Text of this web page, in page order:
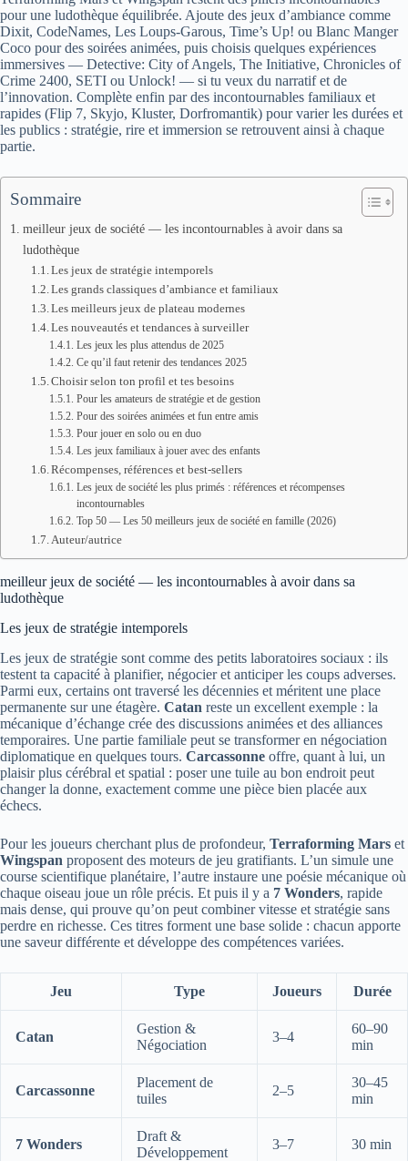
pour une ludothèque équilibrée. Ajoute des jeux d’ambiance comme
Dixit, CodeNames, Les Loups‑Garous, Time’s Up! ou Blanc Manger
Coco pour des soirées animées, puis choisis quelques expériences
immersives — Detective: City of Angels, The Initiative, Chronicles of
Crime 2400, SETI ou Unlock! — si tu veux du narratif et de
l’innovation. Complète enfin par des incontournables familiaux et
rapides (Flip 7, Skyjo, Kluster, Dorfromantik) pour varier les durées et
les publics : stratégie, rire et immersion se retrouvent ainsi à chaque
partie.
Sommaire
meilleur jeux de société — les incontournables à avoir dans sa
ludothèque
Les jeux de stratégie intemporels
Les grands classiques d’ambiance et familiaux
Les meilleurs jeux de plateau modernes
Les nouveautés et tendances à surveiller
Les jeux les plus attendus de 2025
Ce qu’il faut retenir des tendances 2025
Choisir selon ton profil et tes besoins
Pour les amateurs de stratégie et de gestion
Pour des soirées animées et fun entre amis
Pour jouer en solo ou en duo
Les jeux familiaux à jouer avec des enfants
Récompenses, références et best-sellers
Les jeux de société les plus primés : références et récompenses
incontournables
Top 50 — Les 50 meilleurs jeux de société en famille (2026)
Auteur/autrice
meilleur jeux de société — les incontournables à avoir dans sa
ludothèque
Les jeux de stratégie intemporels
Les jeux de stratégie sont comme des petits laboratoires sociaux : ils
testent ta capacité à planifier, négocier et anticiper les coups adverses.
Parmi eux, certains ont traversé les décennies et méritent une place
permanente sur une étagère. Catan reste un excellent exemple : la
mécanique d’échange crée des discussions animées et des alliances
temporaires. Une partie familiale peut se transformer en négociation
diplomatique en quelques tours. Carcassonne offre, quant à lui, un
plaisir plus cérébral et spatial : poser une tuile au bon endroit peut
changer la donne, exactement comme une pièce bien placée aux
échecs.
Pour les joueurs cherchant plus de profondeur, Terraforming Mars et
Wingspan proposent des moteurs de jeu gratifiants. L’un simule une
course scientifique planétaire, l’autre instaure une poésie mécanique où
chaque oiseau joue un rôle précis. Et puis il y a 7 Wonders, rapide
mais dense, qui prouve qu’on peut combiner vitesse et stratégie sans
perdre en richesse. Ces titres forment une base solide : chacun apporte
une saveur différente et développe des compétences variées.
Jeu Type Joueurs Durée
Catan
Gestion &
Négociation
3–4
60–90
min
Carcassonne
Placement de
tuiles
2–5
30–45
min
7 Wonders
Draft &
Développement
3–7 30 min